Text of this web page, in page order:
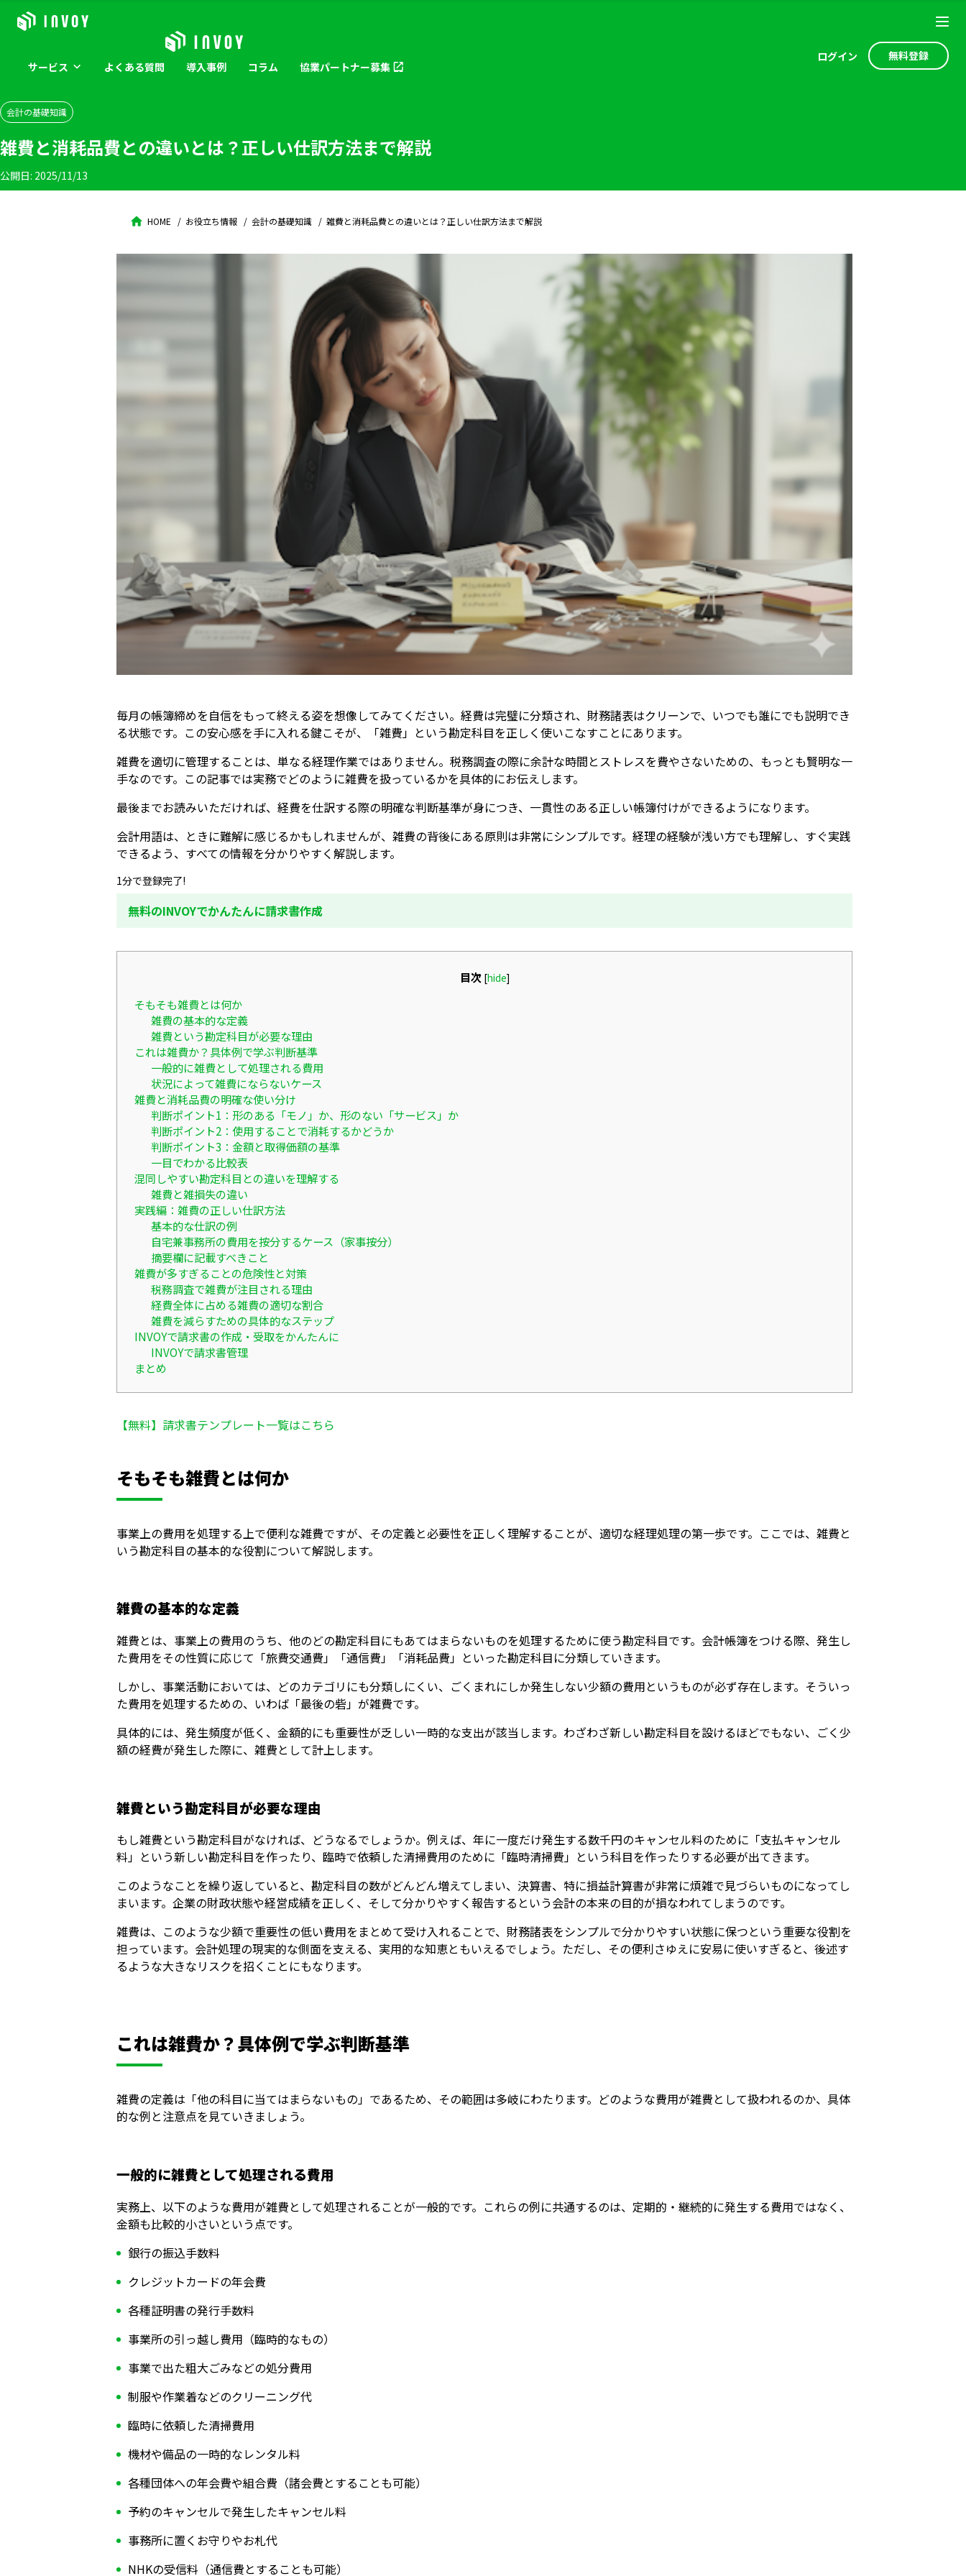
サービス よくある質問 導入事例 コラム 協業パートナー募集
ログイン 無料登録
会計の基礎知識
雑費と消耗品費との違いとは？正しい仕訳方法まで解説
公開日: 2025/11/13
HOME お役立ち情報 会計の基礎知識 雑費と消耗品費との違いとは？正しい仕訳方法まで解説
毎月の帳簿締めを自信をもって終える姿を想像してみてください。経費は完璧に分類され、財務諸表はクリーンで、いつでも誰にでも説明でき
る状態です。この安心感を手に入れる鍵こそが、「雑費」という勘定科目を正しく使いこなすことにあります。
雑費を適切に管理することは、単なる経理作業ではありません。税務調査の際に余計な時間とストレスを費やさないための、もっとも賢明な一
手なのです。この記事では実務でどのように雑費を扱っているかを具体的にお伝えします。
最後までお読みいただければ、経費を仕訳する際の明確な判断基準が身につき、一貫性のある正しい帳簿付けができるようになります。
会計用語は、ときに難解に感じるかもしれませんが、雑費の背後にある原則は非常にシンプルです。経理の経験が浅い方でも理解し、すぐ実践
できるよう、すべての情報を分かりやすく解説します。
1分で登録完了!
無料のINVOYでかんたんに請求書作成
目次 [hide]
そもそも雑費とは何か
雑費の基本的な定義
雑費という勘定科目が必要な理由
これは雑費か？具体例で学ぶ判断基準
一般的に雑費として処理される費用
状況によって雑費にならないケース
雑費と消耗品費の明確な使い分け
判断ポイント1：形のある「モノ」か、形のない「サービス」か
判断ポイント2：使用することで消耗するかどうか
判断ポイント3：金額と取得価額の基準
一目でわかる比較表
混同しやすい勘定科目との違いを理解する
雑費と雑損失の違い
実践編：雑費の正しい仕訳方法
基本的な仕訳の例
自宅兼事務所の費用を按分するケース（家事按分）
摘要欄に記載すべきこと
雑費が多すぎることの危険性と対策
税務調査で雑費が注目される理由
経費全体に占める雑費の適切な割合
雑費を減らすための具体的なステップ
INVOYで請求書の作成・受取をかんたんに
INVOYで請求書管理
まとめ
【無料】請求書テンプレート一覧はこちら
そもそも雑費とは何か
事業上の費用を処理する上で便利な雑費ですが、その定義と必要性を正しく理解することが、適切な経理処理の第一歩です。ここでは、雑費と
いう勘定科目の基本的な役割について解説します。
雑費の基本的な定義
雑費とは、事業上の費用のうち、他のどの勘定科目にもあてはまらないものを処理するために使う勘定科目です。会計帳簿をつける際、発生し
た費用をその性質に応じて「旅費交通費」「通信費」「消耗品費」といった勘定科目に分類していきます。
しかし、事業活動においては、どのカテゴリにも分類しにくい、ごくまれにしか発生しない少額の費用というものが必ず存在します。そういっ
た費用を処理するための、いわば「最後の砦」が雑費です。
具体的には、発生頻度が低く、金額的にも重要性が乏しい一時的な支出が該当します。わざわざ新しい勘定科目を設けるほどでもない、ごく少
額の経費が発生した際に、雑費として計上します。
雑費という勘定科目が必要な理由
もし雑費という勘定科目がなければ、どうなるでしょうか。例えば、年に一度だけ発生する数千円のキャンセル料のために「支払キャンセル
料」という新しい勘定科目を作ったり、臨時で依頼した清掃費用のために「臨時清掃費」という科目を作ったりする必要が出てきます。
このようなことを繰り返していると、勘定科目の数がどんどん増えてしまい、決算書、特に損益計算書が非常に煩雑で見づらいものになってし
まいます。企業の財政状態や経営成績を正しく、そして分かりやすく報告するという会計の本来の目的が損なわれてしまうのです。
雑費は、このような少額で重要性の低い費用をまとめて受け入れることで、財務諸表をシンプルで分かりやすい状態に保つという重要な役割を
担っています。会計処理の現実的な側面を支える、実用的な知恵ともいえるでしょう。ただし、その便利さゆえに安易に使いすぎると、後述す
るような大きなリスクを招くことにもなります。
これは雑費か？具体例で学ぶ判断基準
雑費の定義は「他の科目に当てはまらないもの」であるため、その範囲は多岐にわたります。どのような費用が雑費として扱われるのか、具体
的な例と注意点を見ていきましょう。
一般的に雑費として処理される費用
実務上、以下のような費用が雑費として処理されることが一般的です。これらの例に共通するのは、定期的・継続的に発生する費用ではなく、
金額も比較的小さいという点です。
銀行の振込手数料
クレジットカードの年会費
各種証明書の発行手数料
事業所の引っ越し費用（臨時的なもの）
事業で出た粗大ごみなどの処分費用
制服や作業着などのクリーニング代
臨時に依頼した清掃費用
機材や備品の一時的なレンタル料
各種団体への年会費や組合費（諸会費とすることも可能）
予約のキャンセルで発生したキャンセル料
事務所に置くお守りやお札代
NHKの受信料（通信費とすることも可能）